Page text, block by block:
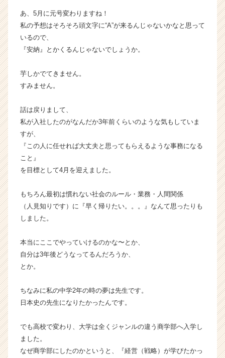
リ
ア
e
あ、5月に元号変わりますね！
私の予想はそろそろ頭文字に“A”が来るんじゃないかなと思って
いるので、
『安納』とかくるんじゃないでしょうか。
芋しかでてきません。
すみません。
話は戻りまして、
私が入社したのがなんだか3年前くらいのような気もしていま
すが、
『この人に任せれば大丈夫と思ってもらえるような事務になる
こと』
を目標として4月を迎えました。
もちろん最初は慣れない社会のルール・業務・人間関係
（人見知りです）に『早く帰りたい。。。』なんて思ったりも
しました。
本当にここでやっていけるのかな〜とか、
自分は3年後どうなってるんだろうか、
とか。
ちなみに私の中学2年の時の夢は先生です。
日本史の先生になりたかったんです。
でも高校で変わり、大学は全くジャンルの違う商学部へ入学し
ました。
なぜ商学部にしたのかというと、『経営（戦略）が学びたかっ